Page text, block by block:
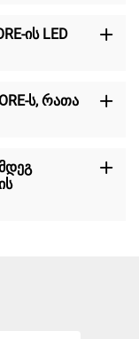
ის LED
ს, რათა